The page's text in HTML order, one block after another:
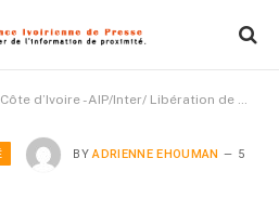
Côte d’Ivoire -AIP/Inter/ Libération de quatre chauffeurs marocains enlevés au Burkina Faso grâce à une coopération sécuritaire Mali-Maroc
BY ADRIENNE EHOUMAN 5